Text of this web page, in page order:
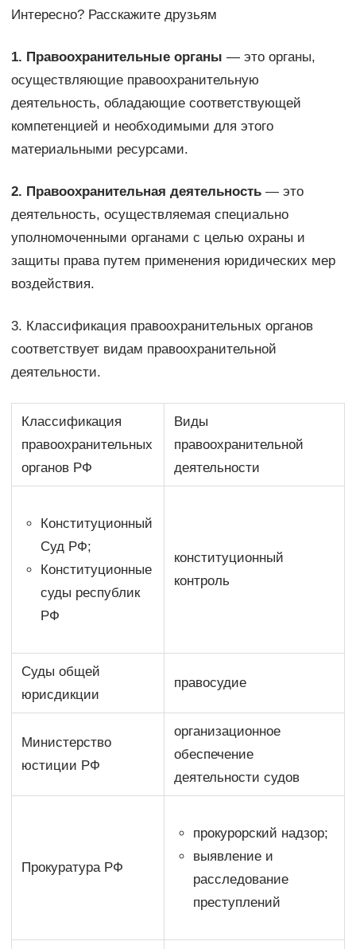
Интересно? Расскажите друзьям
1. Правоохранительные органы — это органы,
осуществляющие правоохранительную
деятельность, обладающие соответствующей
компетенцией и необходимыми для этого
материальными ресурсами.
2. Правоохранительная деятельность— это
деятельность, осуществляемая специально
уполномоченными органами с целью охраны и
защиты права путем применения юридических мер
воздействия.
3. Классификация правоохранительных органов
соответствует видам правоохранительной
деятельности.
Классификация
правоохранительных
органов РФ
Виды
правоохранительной
деятельности
Конституционный
Суд РФ;
Конституционные
суды республик
РФ
конституционный
контроль
Суды общей
юрисдикции
правосудие
Министерство
юстиции РФ
организационное
обеспечение
деятельности судов
Прокуратура РФ
прокурорский надзор;
выявление и
расследование
преступлений